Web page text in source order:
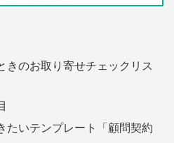
きのお取り寄せチェックリス
たいテンプレート「顧問契約